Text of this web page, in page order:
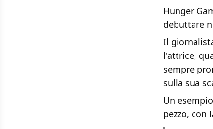
Hunger
debuttare
Il
l'attrice,
sempre
sulla sua
Un
pezzo, con